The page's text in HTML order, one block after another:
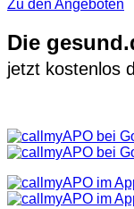
Zu den Angeboten
Die
jetzt kostenlos